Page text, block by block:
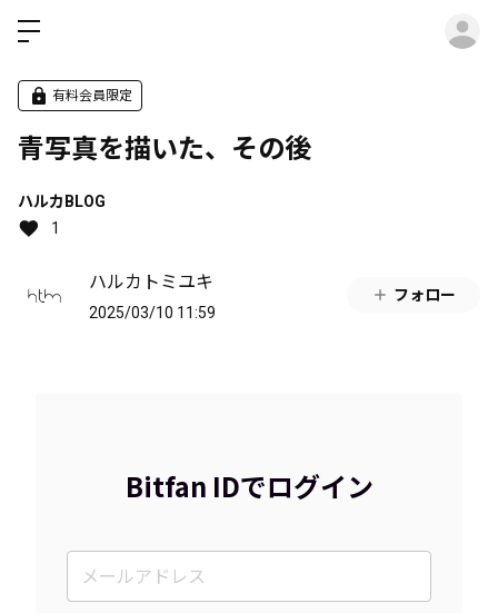
有料会員限定
青写真を描いた、その後
ハルカBLOG
1
ハルカトミユキ
2025/03/10 11:59
フォロー
Bitfan IDでログイン